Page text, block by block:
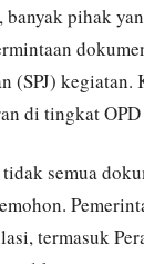
pihak
(SPJ)
di tingkat
semua
termasuk